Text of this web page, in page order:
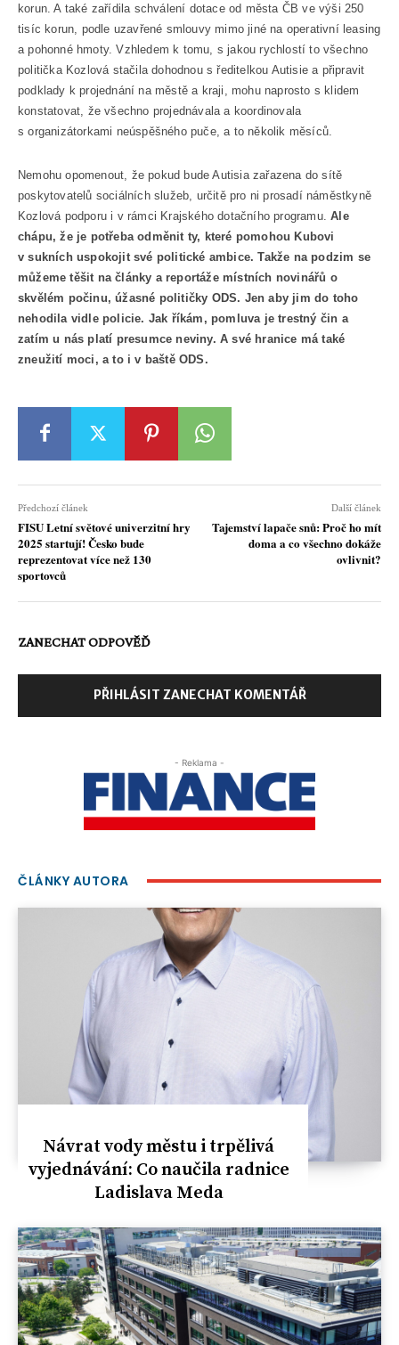
korun. A také zařídila schválení dotace od města ČB ve výši 250
tisíc korun, podle uzavřené smlouvy mimo jiné na operativní leasing
a pohonné hmoty. Vzhledem k tomu, s jakou rychlostí to všechno
politička Kozlová stačila dohodnou s ředitelkou Autisie a připravit
podklady k projednání na městě a kraji, mohu naprosto s klidem
konstatovat, že všechno projednávala a koordinovala
s organizátorkami neúspěšného puče, a to několik měsíců.
Nemohu opomenout, že pokud bude Autisia zařazena do sítě
poskytovatelů sociálních služeb, určitě pro ni prosadí náměstkyně
Kozlová podporu i v rámci Krajského dotačního programu. Ale
chápu, že je potřeba odměnit ty, které pomohou Kubovi
v sukních uspokojit své politické ambice. Takže na podzim se
můžeme těšit na články a reportáže místních novinářů o
skvělém počinu, úžasné političky ODS. Jen aby jim do toho
nehodila vidle policie. Jak říkám, pomluva je trestný čin a
zatím u nás platí presumce neviny. A své hranice má také
zneužití moci, a to i v baště ODS.
Předchozí článek
FISU Letní světové univerzitní hry
2025 startují! Česko bude
reprezentovat více než 130
sportovců
Další článek
Tajemství lapače snů: Proč ho mít
doma a co všechno dokáže
ovlivnit?
ZANECHAT ODPOVĚĎ
PŘIHLÁSIT ZANECHAT KOMENTÁŘ
- Reklama -
ČLÁNKY AUTORA
Návrat vody městu i trpělivá
vyjednávání: Co naučila radnice
Ladislava Meda